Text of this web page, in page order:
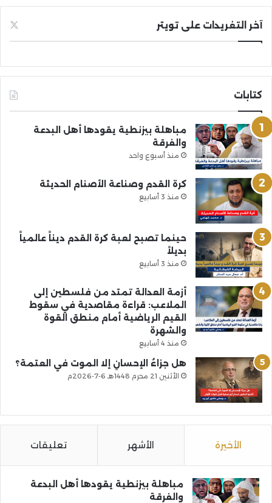
آخر التغريدات على تويتر
كتابات
مباهلة بيزنطية يقودها أهل البدعة
والفرقة
منذ أسبوع واحد
كرة القدم وصناعة الأصنام الحديثة
منذ 3 أسابيع
حينما تصبح لعبة كرة القدم ديناً عالمياً
بديلاً
منذ 3 أسابيع
أزمة العدالة تمتد من فلسطين إلى
الملاعب: قراءة مقاصدية في سقوط
القيم الرياضية أمام منطق القوة
والشهرة
منذ 4 أسابيع
هل جزاءُ الإحسانِ إلا الموت في العتمة؟
الأثنين 21 محرم 1448هـ 6-7-2026م
الأخيرة الأشهر تعليقات
مباهلة بيزنطية يقودها أهل البدعة
والفرقة